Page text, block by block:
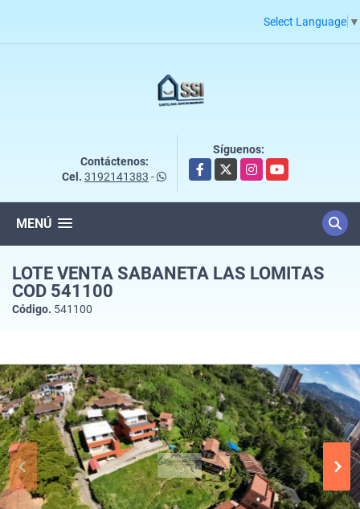
Select Language ▼
Contáctenos:
Cel. 3192141383 -
Síguenos:
Facebook
X InstagramYouTube
MENÚ
LOTE VENTA SABANETA LAS LOMITAS
COD 541100
Código. 541100